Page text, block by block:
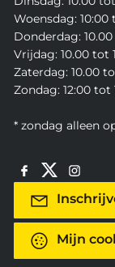
Woensdag: 10:00
Donderdag:
Vrijdag: 10.00 tot
Zaterdag: 10.00
Zondag: 12:00 tot
* zondag alleen
Mijn